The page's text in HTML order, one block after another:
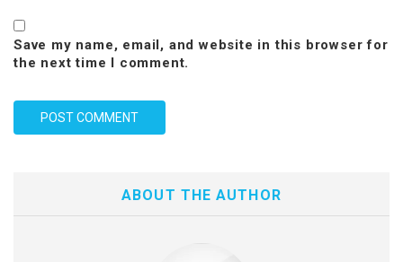
Save my name, email, and website in this browser for
the next time I comment.
ABOUT THE AUTHOR